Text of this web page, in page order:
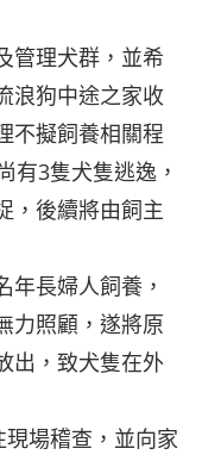
管理犬群，並希
浪狗中途之家收
不擬飼養相關程
有3隻犬隻逃逸，
，後續將由飼主
年長婦人飼養，
力照顧，遂將原
出，致犬隻在外
場稽查，並向家